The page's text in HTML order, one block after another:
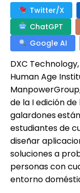
Twitter/X
ChatGPT
Google AI
DXC
Human Age
de la I edición
galardones
estudiantes de
diseñar
soluciones a
personas con
entorno